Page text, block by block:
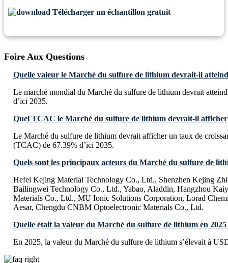
Télécharger un échantillon gratuit
Foire Aux Questions
Quelle valeur le Marché du sulfure de lithium devrait-il
Le marché mondial du Marché du sulfure de lithium devrait
d’ici 2035.
Quel TCAC le Marché du sulfure de lithium devrait-il afficher
Le Marché du sulfure de lithium devrait afficher un taux de
(TCAC) de 67.39% d’ici 2035.
Quels sont les principaux acteurs du Marché du sulfure de
Hefei Kejing Material Technology Co., Ltd., Shenzhen Kejing
Bailingwei Technology Co., Ltd., Yabao, Aladdin, Hangzhou
Materials Co., Ltd., MU Ionic Solutions Corporation, Lorad
Aesar, Chengdu CNBM Optoelectronic Materials Co., Ltd.
Quelle était la valeur du Marché du sulfure de lithium en 2025
En 2025, la valeur du Marché du sulfure de lithium s’élevait à